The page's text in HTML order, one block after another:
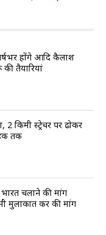
होंगे आदि कैलाश
तैयारियां
किमी स्ट्रेचर पर ढोकर
तक
चलाने की मांग
मुलाकात कर की मांग